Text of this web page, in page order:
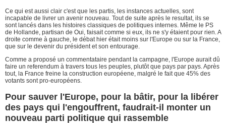
Ce qui est aussi clair c'est que les partis, les instances actuelles, sont
incapable de livrer un avenir nouveau. Tout de suite après le resultat, ils se
sont lancés dans les histoires classiques de politiques internes. Même le PS
de Hollande, partisan de Oui, faisait comme si eux, ils ne s'y étaient pour rien. A
droite comme à gauche, le débat hier était moins sur l'Europe ou sur la France,
que sur le devenir du président et son entourage.
Comme a proposé un commentataire pendant la campagne, l'Europe aurait dû
faire un referendum à travers tous les peuples, plutôt que pays par pays. Après
tout, la France freine la construction européene, malgré le fait que 45% des
votants sont pro-européens.
Pour sauver l'Europe, pour la bâtir, pour la libérer
des pays qui l'engouffrent, faudrait-il monter un
nouveau parti politique qui rassemble